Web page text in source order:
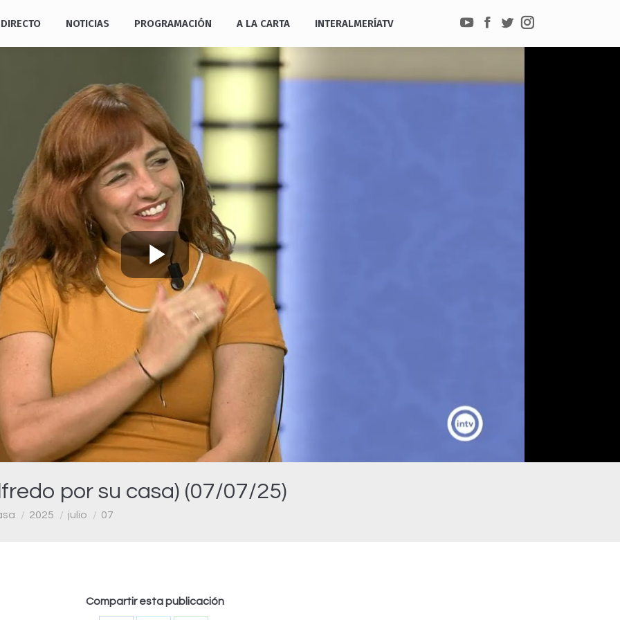
DIRECTO NOTICIAS PROGRAMACIÓN A LA CARTA INTERALMERÍATV
YouTube
Facebook
TwitterInstagram
por su casa) (07/07/25)
2025 julio 07
Play
Video
Compartir esta publicación